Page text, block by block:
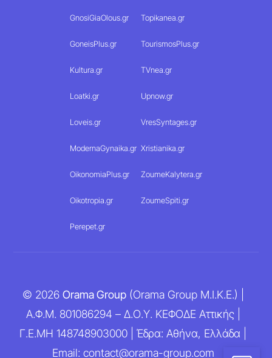
GnosiGiaOlous.gr Topikanea.gr
GoneisPlus.gr TourismosPlus.gr
Kultura.gr TVnea.gr
Loatki.gr Upnow.gr
Loveis.gr VresSyntages.gr
ModernaGynaika.gr Xristianika.gr
OikonomiaPlus.gr ZoumeKalytera.gr
Oikotropia.gr ZoumeSpiti.gr
Perepet.gr
© 2026 Orama Group(Orama Group Μ.Ι.Κ.Ε.) |
Α.Φ.Μ. 801086294 – Δ.Ο.Υ. ΚΕΦΟΔΕ Αττικής |
Γ.Ε.ΜΗ 148748903000 | Έδρα: Αθήνα, Ελλάδα |
Email: contact@orama-group.com